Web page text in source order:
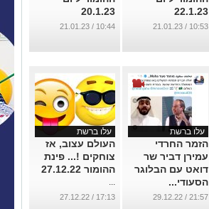
22.1.23
...
10:53 / 21.01.23
20.1.23
...
10:44 / 21.01.23
עלו ברשת
הזמר החרדי
עמירן דביר שר
דואט עם הבלוגר
הסעודי...
...
21:57 / 29.12.22
עלו ברשת
העולם עצוב, אז
צוחקים !... פינת
ההומור 27.12.22
...
17:13 / 27.12.22